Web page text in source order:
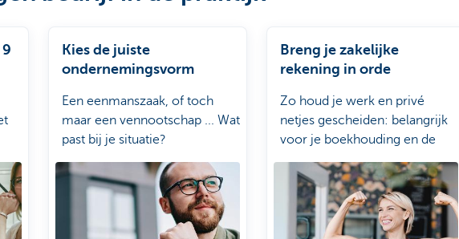
Kies de juiste
ondernemingsvorm
Een eenmanszaak, of toch
maar een vennootschap ... Wat
past bij je situatie?
Breng je zakelijke
rekening in orde
Zo houd je werk en privé
netjes gescheiden: belangrijk
voor je boekhouding en de
fiscus.